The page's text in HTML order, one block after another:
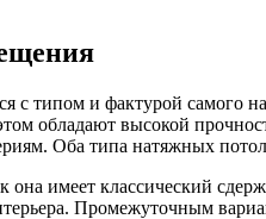
с типом и фактурой
обладают высокой
Оба типа натяжных
имеет классический
Промежуточным